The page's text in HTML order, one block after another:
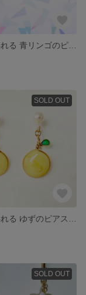
SOLD OUT
SOLD OUT